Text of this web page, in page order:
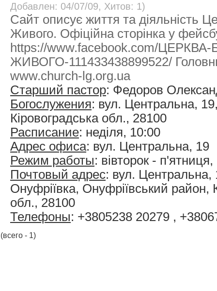
Добавлен: 04/07/09, Хитов: 1)
Сайт описує життя та діяльність
Живого. Офіційна сторінка у
https://www.facebook.com/
ЖИВОГО-111433438899522/
www.church-lg.org.ua
Старший пастор: Федоров
Богослужения: вул. Центральна,
Кіровоградська обл., 28100
Расписание: неділя, 10:00
Адрес офиса: вул. Центральна, 19
Режим работы: вівторок -
Почтовый адрес: вул. Центральна,
Онуфріївка, Онуфріївський район,
обл., 28100
Телефоны: +3805238 20279 ,
(всего - 1)